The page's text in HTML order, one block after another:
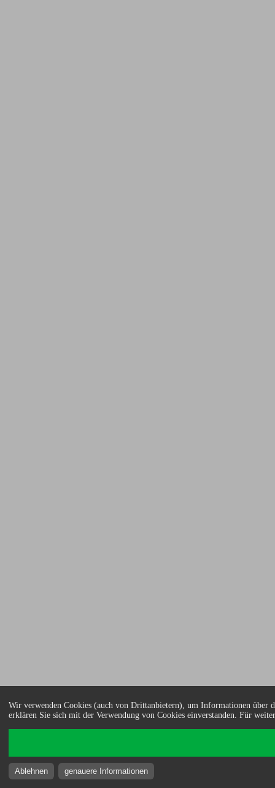
Wir verwenden Cookies (auch von Drittanbietern), um Informationen über
erklären Sie sich mit der Verwendung von Cookies einverstanden. Für
Ablehnen genauere Informationen